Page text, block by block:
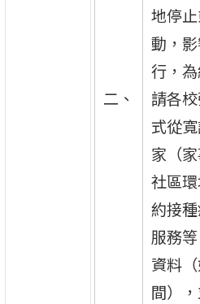
二、
地停
動，
行，
請各
式從
家（
社區
約接
服務
資料
間）